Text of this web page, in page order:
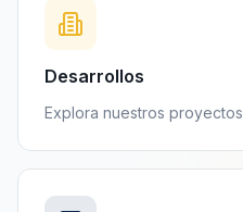
Desarrollos
Explora nuestros proyectos